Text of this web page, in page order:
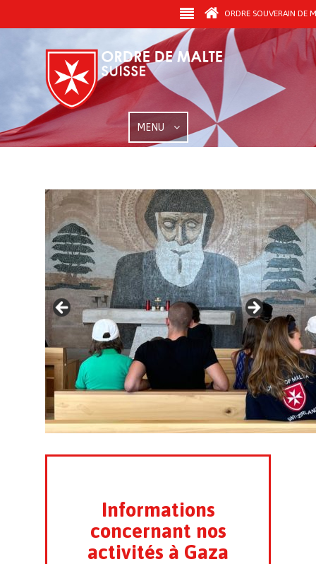
ORDRE SOUVERAIN DE
MENU
Informations
concernant nos
activités à Gaza